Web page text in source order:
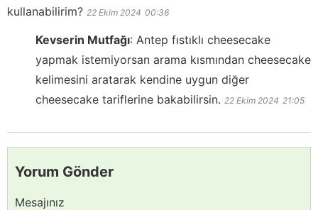
kullanabilirim? 22 Ekim 2024 00:36
Kevserin Mutfağı: Antep fıstıklı cheesecake
yapmak istemiyorsan arama kısmından cheesecake
kelimesini aratarak kendine uygun diğer
cheesecake tariflerine bakabilirsin. 22 Ekim 2024 21:05
Yorum Gönder
Mesajınız